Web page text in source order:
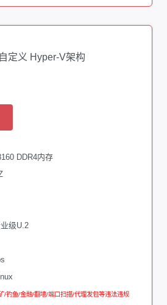
定义 Hyper-V架构
DDR4内存
级U.2
/钓鱼/金融/翻墙/端口扫描/代理发包等违法违规